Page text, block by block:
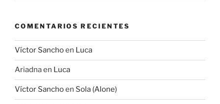
COMENTARIOS RECIENTES
Víctor Sanchoen Luca
Ariadnaen Luca
Víctor Sanchoen Sola (Alone)